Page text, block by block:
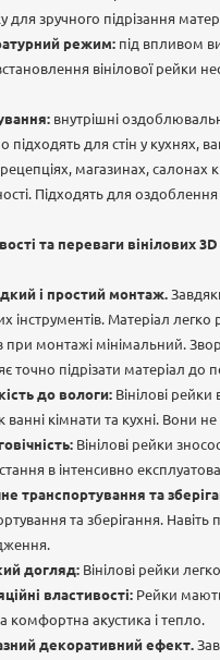
для зручного підрізання
режим: під впливом
вінілової рейки
внутрішні
підходять для стін у кухнях,
магазинах, салонах
Підходять для
та переваги вінілових
і простий монтаж.
інструментів. Матеріал
при монтажі мінімальний.
точно підрізати матеріал до
до вологи: Вінілові
ванні кімнати та кухні. Вони
Вінілові рейки
в інтенсивно
транспортування та
та зберігання.
догляд: Вінілові рейки
властивості: Рейки
комфортна акустика і тепло.
декоративний ефект.